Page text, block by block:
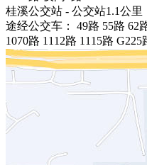
桂溪公交站 - 公交站1.1公里
途经公交车： 49路 55路 62
1070路 1112路 1115路